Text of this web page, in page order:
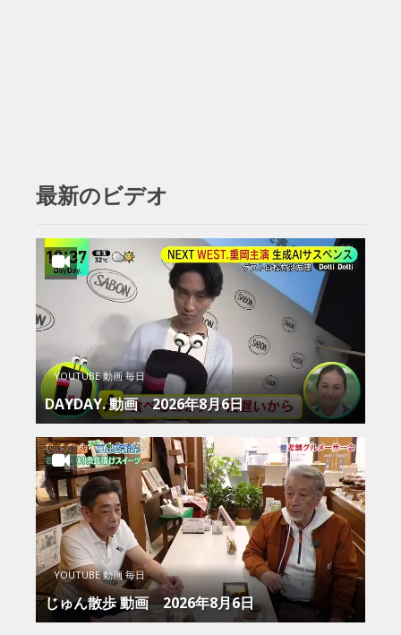
最新のビデオ
YOUTUBE 動画 毎日
DAYDAY. 動画 2026年8月6日
YOUTUBE 動画 毎日
じゅん散歩 動画 2026年8月6日